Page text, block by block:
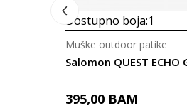
Dostupno boja:1
Salomon QUEST ECHO
Muške outdoor patike
395,00 BAM